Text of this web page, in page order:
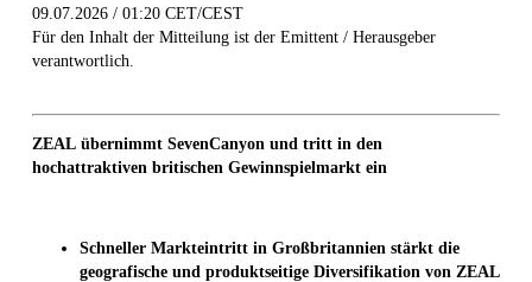
09.07.2026 / 01:20 CET/CEST
Für den Inhalt der Mitteilung ist der Emittent / Herausgeber
verantwortlich.
ZEAL übernimmt SevenCanyon und tritt in den
hochattraktiven britischen Gewinnspielmarkt ein
Schneller Markteintritt in Großbritannien stärkt die
geografische und produktseitige Diversifikation von ZEAL